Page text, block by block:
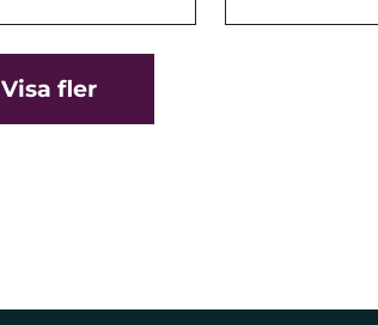
Visa fler